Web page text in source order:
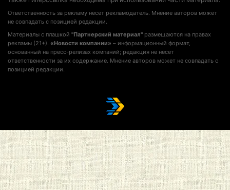
Ответственность за рекламу несет рекламодатель. Мнение авторов может
не совпадать с позицией редакции.
Материалы с плашкой "Партнерский материал" размещаются на правах
рекламы (21+). «Новости компании» – информационный формат,
основанный на пресс-релизах компаний; редакция не несет
ответственности за их содержание. Мнение авторов может не совпадать с
позицией редакции.